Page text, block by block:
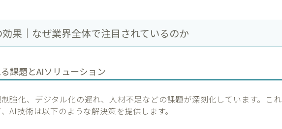
果｜なぜ業界全体で注目されているのか
課題とAIソリューション
強化、デジタル化の遅れ、人材不足などの課題が深刻化しています。これ
AI技術は以下のような解決策を提供します。